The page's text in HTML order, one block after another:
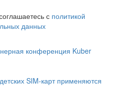
с политикой
данных
конференция Kuber
SIM-карт применяются